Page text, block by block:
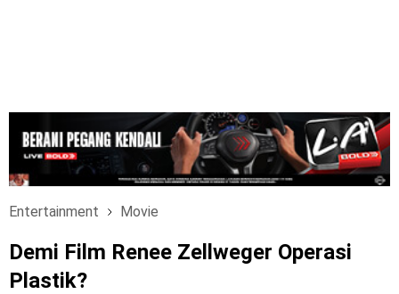
Entertainment Movie
Demi Film Renee Zellweger Operasi
Plastik?